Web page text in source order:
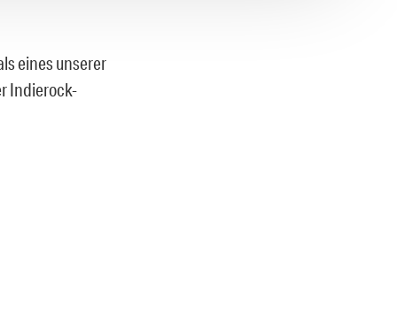
eines unserer
Indierock-